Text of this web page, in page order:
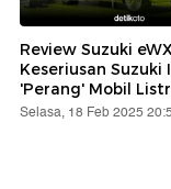
Review Suzuki
Keseriusan Suzuki
'Perang' Mobil
Selasa, 18 Feb 2025